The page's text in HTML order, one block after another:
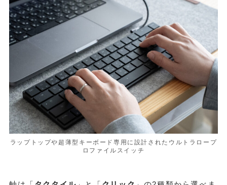
ラップトップや超薄型キーボード専用に設計されたウルトラロープ
ロファイルスイッチ